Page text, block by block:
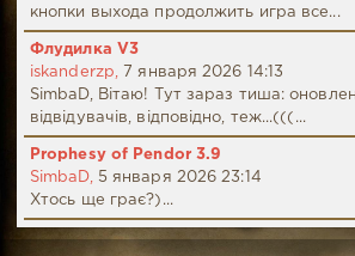
кнопки выхода продолжить игра все...
Флудилка V3
iskanderzp, 7 января 2026 14:13
SimbaD, Вітаю! Тут зараз тиша:
відвідувачів, відповідно, теж...(((...
Prophesy of Pendor 3.9
SimbaD, 5 января 2026 23:14
Хтось ще грає?)...